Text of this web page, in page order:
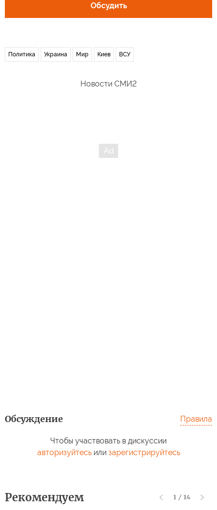
Обсудить
Политика Украина Мир Киев ВСУ
Новости СМИ2
Обсуждение Правила
Чтобы участвовать в дискуссии
авторизуйтесьили зарегистрируйтесь
Рекомендуем 1 / 14